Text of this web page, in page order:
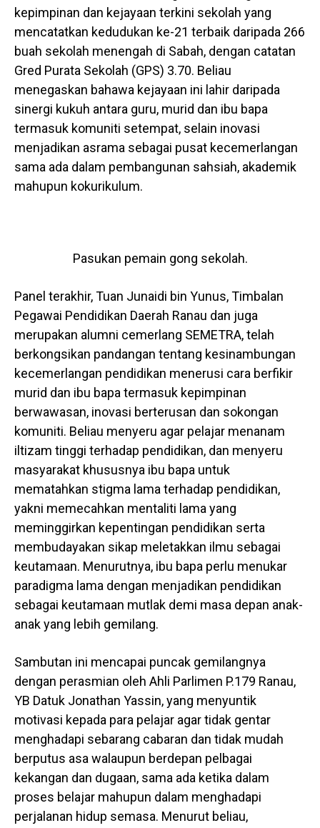
kepimpinan dan kejayaan terkini sekolah yang
mencatatkan kedudukan ke-21 terbaik daripada 266
buah sekolah menengah di Sabah, dengan catatan
Gred Purata Sekolah (GPS) 3.70. Beliau
menegaskan bahawa kejayaan ini lahir daripada
sinergi kukuh antara guru, murid dan ibu bapa
termasuk komuniti setempat, selain inovasi
menjadikan asrama sebagai pusat kecemerlangan
sama ada dalam pembangunan sahsiah, akademik
mahupun kokurikulum.
Pasukan pemain gong sekolah.
Panel terakhir, Tuan Junaidi bin Yunus, Timbalan
Pegawai Pendidikan Daerah Ranau dan juga
merupakan alumni cemerlang SEMETRA, telah
berkongsikan pandangan tentang kesinambungan
kecemerlangan pendidikan menerusi cara berfikir
murid dan ibu bapa termasuk kepimpinan
berwawasan, inovasi berterusan dan sokongan
komuniti. Beliau menyeru agar pelajar menanam
iltizam tinggi terhadap pendidikan, dan menyeru
masyarakat khususnya ibu bapa untuk
mematahkan stigma lama terhadap pendidikan,
yakni memecahkan mentaliti lama yang
meminggirkan kepentingan pendidikan serta
membudayakan sikap meletakkan ilmu sebagai
keutamaan. Menurutnya, ibu bapa perlu menukar
paradigma lama dengan menjadikan pendidikan
sebagai keutamaan mutlak demi masa depan anak-
anak yang lebih gemilang.
Sambutan ini mencapai puncak gemilangnya
dengan perasmian oleh Ahli Parlimen P.179 Ranau,
YB Datuk Jonathan Yassin, yang menyuntik
motivasi kepada para pelajar agar tidak gentar
menghadapi sebarang cabaran dan tidak mudah
berputus asa walaupun berdepan pelbagai
kekangan dan dugaan, sama ada ketika dalam
proses belajar mahupun dalam menghadapi
perjalanan hidup semasa. Menurut beliau,